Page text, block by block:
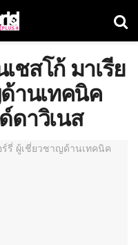
ชสโก้ มาเรีย
านเทคนิค
ดาวิเนส